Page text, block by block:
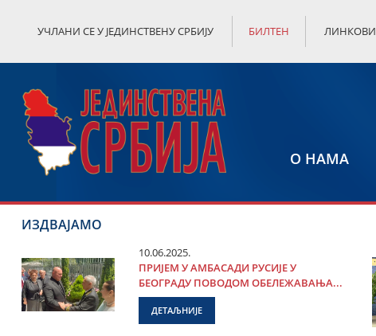
УЧЛАНИ СЕ У ЈЕДИНСТВЕНУ СРБИЈУ БИЛТЕН ЛИНКОВИ
О НАМА
ИЗДВАЈАМО
10.06.2025.
ПРИЈЕМ У АМБАСАДИ РУСИЈЕ У
БЕОГРАДУ ПОВОДОМ ОБЕЛЕЖАВАЊА...
ДЕТАЉНИЈЕ